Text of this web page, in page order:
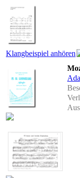
Klangbeispiel anhören